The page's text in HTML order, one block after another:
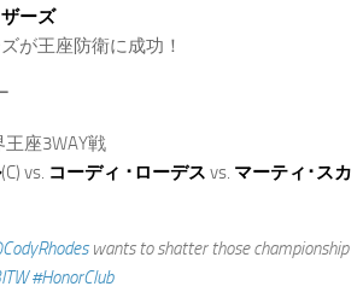
ーズ
が王座防衛に成功！
座3WAY戦
(C) vs. コーディ ･ローデス vs. マーティ･スカ
wants to shatter those championship
#HonorClub